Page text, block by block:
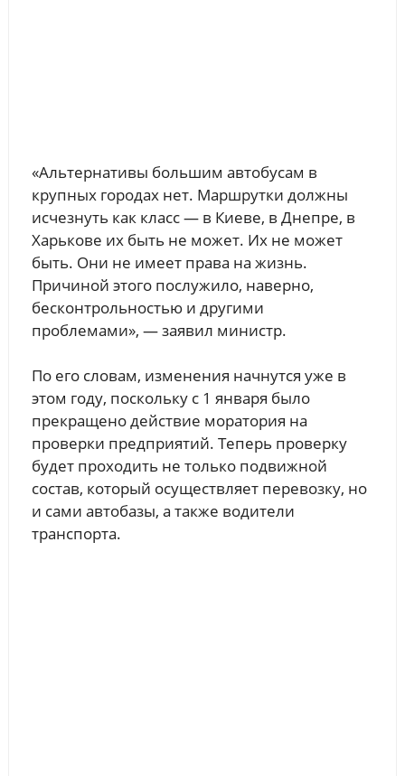
«Альтернативы большим автобусам в
крупных городах нет. Маршрутки должны
исчезнуть как класс — в Киеве, в Днепре, в
Харькове их быть не может. Их не может
быть. Они не имеет права на жизнь.
Причиной этого послужило, наверно,
бесконтрольностью и другими
проблемами», — заявил министр.
По его словам, изменения начнутся уже в
этом году, поскольку с 1 января было
прекращено действие моратория на
проверки предприятий. Теперь проверку
будет проходить не только подвижной
состав, который осуществляет перевозку, но
и сами автобазы, а также водители
транспорта.